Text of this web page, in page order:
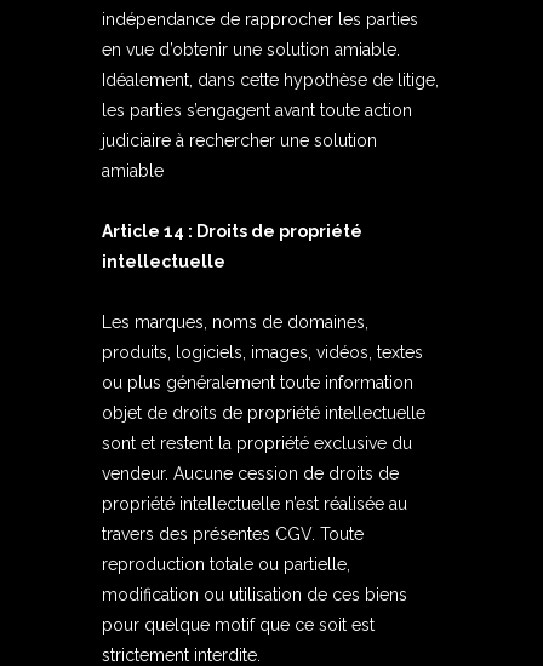
indépendance de rapprocher les parties
en vue d’obtenir une solution amiable.
Idéalement, dans cette hypothèse de litige,
les parties s’engagent avant toute action
judiciaire à rechercher une solution
amiable
Article 14 : Droits de propriété
intellectuelle
Les marques, noms de domaines,
produits, logiciels, images, vidéos, textes
ou plus généralement toute information
objet de droits de propriété intellectuelle
sont et restent la propriété exclusive du
vendeur. Aucune cession de droits de
propriété intellectuelle n’est réalisée au
travers des présentes CGV. Toute
reproduction totale ou partielle,
modification ou utilisation de ces biens
pour quelque motif que ce soit est
strictement interdite.